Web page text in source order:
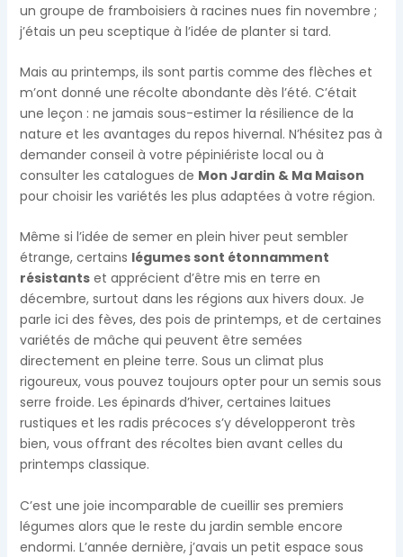
un groupe de framboisiers à racines nues fin novembre ;
j’étais un peu sceptique à l’idée de planter si tard.
Mais au printemps, ils sont partis comme des flèches et
m’ont donné une récolte abondante dès l’été. C’était
une leçon : ne jamais sous-estimer la résilience de la
nature et les avantages du repos hivernal. N’hésitez pas à
demander conseil à votre pépiniériste local ou à
consulter les catalogues de Mon Jardin & Ma Maison
pour choisir les variétés les plus adaptées à votre région.
Même si l’idée de semer en plein hiver peut sembler
étrange, certains légumes sont étonnamment
résistantset apprécient d’être mis en terre en
décembre, surtout dans les régions aux hivers doux. Je
parle ici des fèves, des pois de printemps, et de certaines
variétés de mâche qui peuvent être semées
directement en pleine terre. Sous un climat plus
rigoureux, vous pouvez toujours opter pour un semis sous
serre froide. Les épinards d’hiver, certaines laitues
rustiques et les radis précoces s’y développeront très
bien, vous offrant des récoltes bien avant celles du
printemps classique.
C’est une joie incomparable de cueillir ses premiers
légumes alors que le reste du jardin semble encore
endormi. L’année dernière, j’avais un petit espace sous